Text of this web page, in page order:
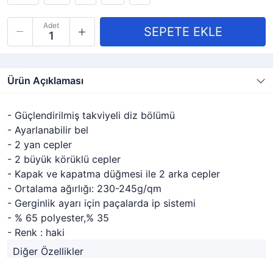
Adet
Ürün Açıklaması
- Güçlendirilmiş takviyeli diz bölümü
- Ayarlanabilir bel
- 2 yan cepler
- 2 büyük körüklü cepler
- Kapak ve kapatma düğmesi ile 2 arka cepler
- Ortalama ağırlığı: 230-245g/qm
- Gerginlik ayarı için paçalarda ip sistemi
- % 65 polyester,% 35
- Renk : haki
Diğer Özellikler